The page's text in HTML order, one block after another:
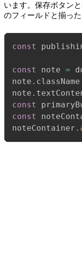
います。保存ボタン
のフィールドと揃っ
const
const note =
note . className
note .
const
const
noteContainer .